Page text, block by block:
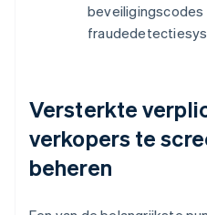
beveiligingscodes
Versterkte
verkopers te
beheren